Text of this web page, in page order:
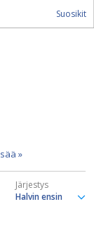
Suosikit
»
Järjestys